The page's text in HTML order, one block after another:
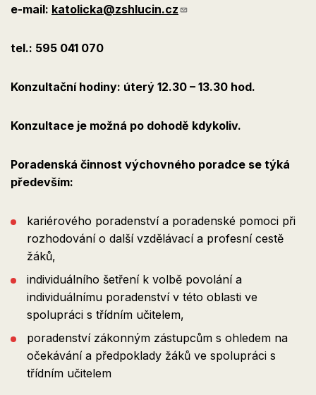
e-mail: katolicka@zshlucin.cz
tel.: 595 041 070
Konzultační hodiny: úterý 12.30 – 13.30 hod.
Konzultace je možná po dohodě kdykoliv.
Poradenská činnost výchovného poradce se týká
především:
kariérového poradenství a poradenské pomoci při
rozhodování o další vzdělávací a profesní cestě
žáků,
individuálního šetření k volbě povolání a
individuálnímu poradenství v této oblasti ve
spolupráci s třídním učitelem,
poradenství zákonným zástupcům s ohledem na
očekávání a předpoklady žáků ve spolupráci s
třídním učitelem